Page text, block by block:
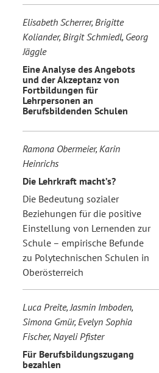
Elisabeth Scherrer, Brigitte
Koliander, Birgit Schmiedl, Georg
Jäggle
Eine Analyse des Angebots
und der Akzeptanz von
Fortbildungen für
Lehrpersonen an
Berufsbildenden Schulen
Ramona Obermeier, Karin
Heinrichs
Die Lehrkraft macht’s?
Die Bedeutung sozialer
Beziehungen für die positive
Einstellung von Lernenden zur
Schule – empirische Befunde
zu Polytechnischen Schulen in
Oberösterreich
Luca Preite, Jasmin Imboden,
Simona Gmür, Evelyn Sophia
Fischer, Nayeli Pfister
Für Berufsbildungszugang
bezahlen